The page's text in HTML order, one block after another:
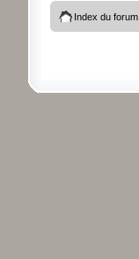
Index du forum